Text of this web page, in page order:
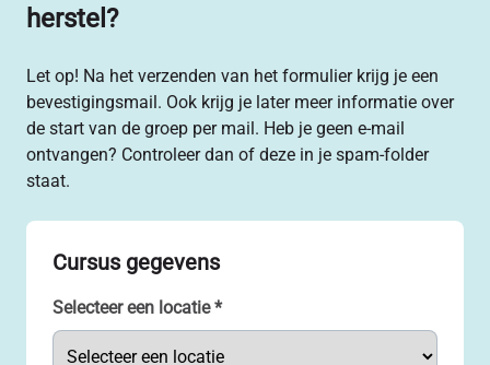
herstel?
Let op! Na het verzenden van het formulier krijg je een
bevestigingsmail. Ook krijg je later meer informatie over
de start van de groep per mail. Heb je geen e-mail
ontvangen? Controleer dan of deze in je spam-folder
staat.
Cursus gegevens
Selecteer een locatie *